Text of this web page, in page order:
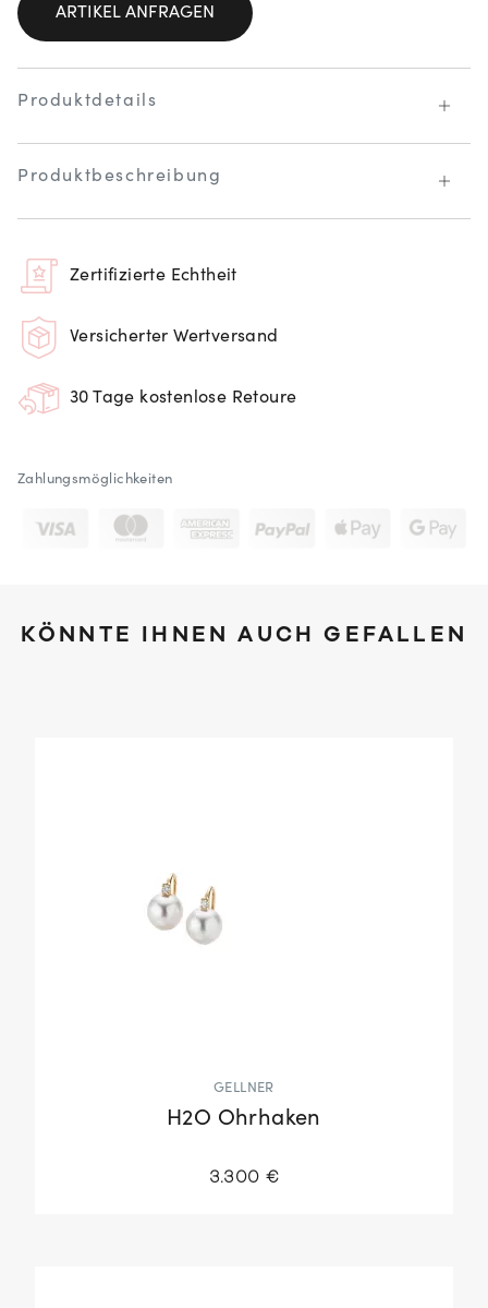
ARTIKEL ANFRAGEN
Produktdetails
Produktbeschreibung
Zertifizierte Echtheit
Versicherter Wertversand
30 Tage kostenlose Retoure
Zahlungsmöglichkeiten
KÖNNTE IHNEN AUCH GEFALLEN
GELLNER
H2O Ohrhaken
3.300 €